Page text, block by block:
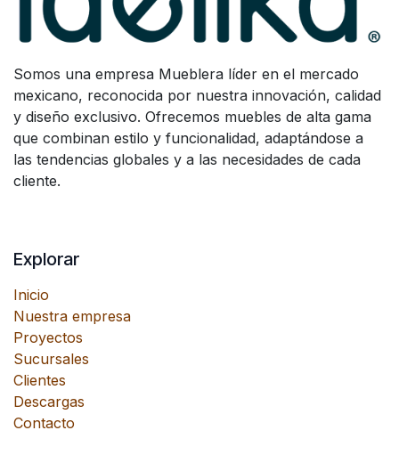
Somos una empresa Mueblera líder en el mercado
mexicano, reconocida por nuestra innovación, calidad
y diseño exclusivo. Ofrecemos muebles de alta gama
que combinan estilo y funcionalidad, adaptándose a
las tendencias globales y a las necesidades de cada
cliente.
Explorar
Inicio
Nuestra empresa
Proyectos
Sucursales
Clientes
Descargas
Contacto